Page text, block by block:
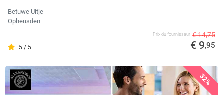
Betuwe Uitje
Opheusden
5 / 5
Prix ​​du fournisseur € 14,75
€ 9,95
32%